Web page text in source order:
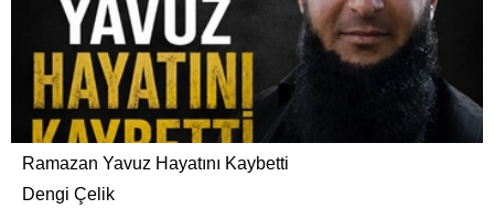
Ramazan Yavuz Hayatını Kaybetti
Dengi Çelik